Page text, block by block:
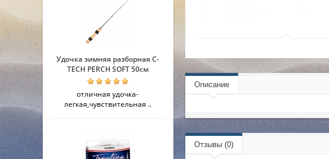
Удочка зимняя разборная C-
TECH PERCH SOFT 50см
отличная удочка-
легкая,чувствительная ..
Описание
Отзывы (0)